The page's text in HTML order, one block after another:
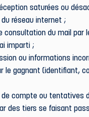
saturées ou
réseau internet ;
consultation du mail par
imparti ;
ou informations
le gagnant (identifiant,
compte ou tentatives
des tiers se faisant